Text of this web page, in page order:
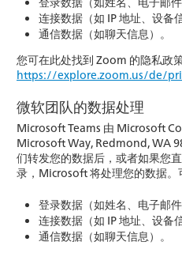
连接数据（如 IP 地址、设备
通信数据（如聊天信息）。
您可在此处找到 Zoom 的隐私政
https://explore.zoom.us/de/
微软团队的数据处理
Microsoft Teams 由 Microsoft
Microsoft Way, Redmond, WA
们转发您的数据后，或者如果您
录，Microsoft 将处理您的数据。
登录数据（如姓名、电子邮件
连接数据（如 IP 地址、设备
通信数据（如聊天信息）。